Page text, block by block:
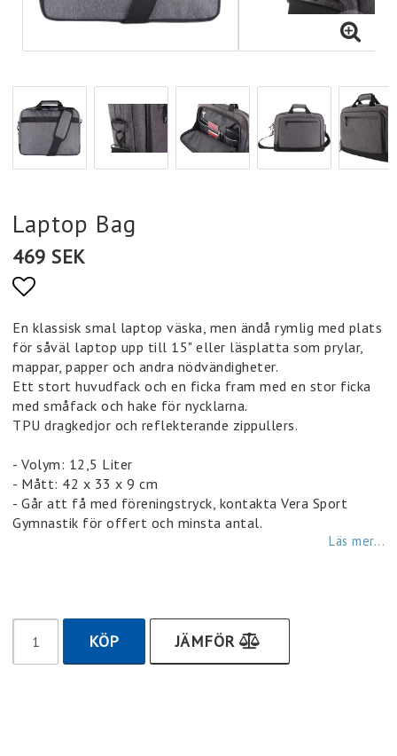
Laptop Bag
469 SEK
Lägg till i favoritlistan
En klassisk smal laptop väska, men ändå rymlig med plats
för såväl laptop upp till 15" eller läsplatta som prylar,
mappar, papper och andra nödvändigheter.
Ett stort huvudfack och en ficka fram med en stor ficka
med småfack och hake för nycklarna.
TPU dragkedjor och reflekterande zippullers.
- Volym: 12,5 Liter
- Mått: 42 x 33 x 9 cm
- Går att få med föreningstryck, kontakta Vera Sport
Gymnastik för offert och minsta antal.
Läs mer...
KÖP JÄMFÖR